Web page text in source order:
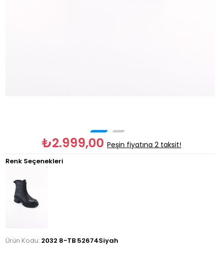
₺2.999,00 Peşin fiyatına 2 taksit!
Renk Seçenekleri
Ürün Kodu: 2032 8-TB 52674Siyah